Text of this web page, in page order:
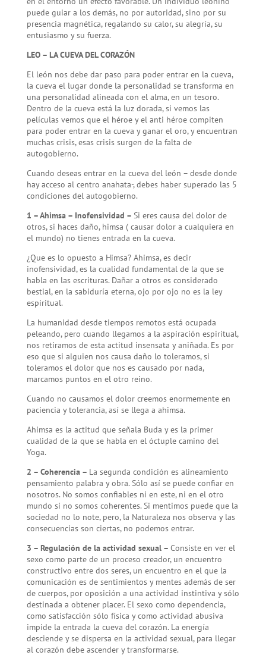
puede guiar a los demás, no por autoridad, sino por su
presencia magnética, regalando su calor, su alegría, su
entusiasmo y su fuerza.
LEO – LA CUEVA DEL CORAZÓN
El león nos debe dar paso para poder entrar en la cueva,
la cueva el lugar donde la personalidad se transforma en
una personalidad alineada con el alma, en un tesoro.
Dentro de la cueva está la luz dorada, si vemos las
películas vemos que el héroe y el anti héroe compiten
para poder entrar en la cueva y ganar el oro, y encuentran
muchas crisis, esas crisis surgen de la falta de
autogobierno.
Cuando deseas entrar en la cueva del león – desde donde
hay acceso al centro anahata-, debes haber superado las 5
condiciones del autogobierno.
1 – Ahimsa – Inofensividad – Si eres causa del dolor de
otros, si haces daño, himsa ( causar dolor a cualquiera en
el mundo) no tienes entrada en la cueva.
¿Que es lo opuesto a Himsa? Ahimsa, es decir
inofensividad, es la cualidad fundamental de la que se
habla en las escrituras. Dañar a otros es considerado
bestial, en la sabiduría eterna, ojo por ojo no es la ley
espiritual.
La humanidad desde tiempos remotos está ocupada
peleando, pero cuando llegamos a la aspiración espiritual,
nos retiramos de esta actitud insensata y aniñada. Es por
eso que si alguien nos causa daño lo toleramos, si
toleramos el dolor que nos es causado por nada,
marcamos puntos en el otro reino.
Cuando no causamos el dolor creemos enormemente en
paciencia y tolerancia, así se llega a ahimsa.
Ahimsa es la actitud que señala Buda y es la primer
cualidad de la que se habla en el óctuple camino del
Yoga.
2 – Coherencia – La segunda condición es alineamiento
pensamiento palabra y obra. Sólo así se puede confiar en
nosotros. No somos confiables ni en este, ni en el otro
mundo si no somos coherentes. Si mentimos puede que la
sociedad no lo note, pero, la Naturaleza nos observa y las
consecuencias son ciertas, no podemos entrar.
3 – Regulación de la actividad sexual – Consiste en ver el
sexo como parte de un proceso creador, un encuentro
constructivo entre dos seres, un encuentro en el que la
comunicación es de sentimientos y mentes además de ser
de cuerpos, por oposición a una actividad instintiva y sólo
destinada a obtener placer. El sexo como dependencia,
como satisfacción sólo física y como actividad abusiva
impide la entrada la cueva del corazón. La energía
desciende y se dispersa en la actividad sexual, para llegar
al corazón debe ascender y transformarse.